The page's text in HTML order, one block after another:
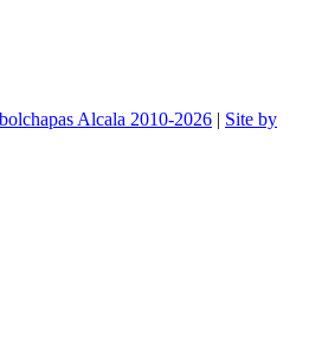
Alcala 2010-2026 | Site by